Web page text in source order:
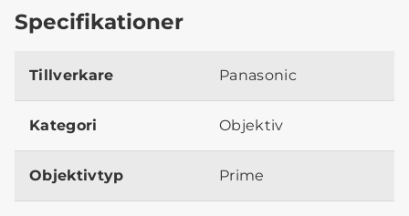
Specifikationer
Tillverkare Panasonic
Kategori Objektiv
Objektivtyp Prime